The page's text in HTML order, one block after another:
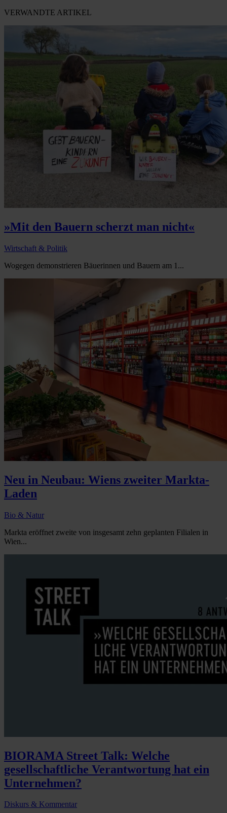
VERWANDTE ARTIKEL
»Mit den Bauern scherzt man nicht«
Wirtschaft & Politik
Wogegen demonstrieren Bäuerinnen und Bauern am 1...
Neu in Neubau: Wiens zweiter Markta-
Laden
Bio & Natur
Markta eröffnet zweite von insgesamt zehn geplanten Filialen in
Wien...
BIORAMA Street Talk: Welche
gesellschaftliche Verantwortung hat ein
Unternehmen?
Diskurs & Kommentar